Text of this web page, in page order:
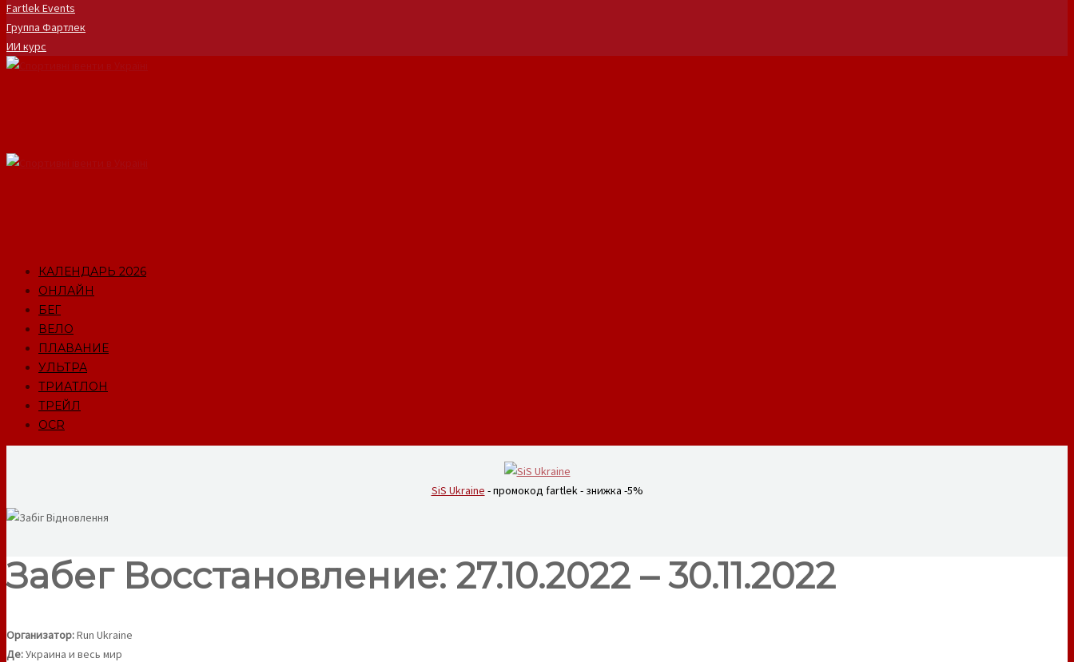
Fartlek Events
Группа Фартлек
ИИ курс
КАЛЕНДАРЬ 2026
ОНЛАЙН
БЕГ
ВЕЛО
ПЛАВАНИЕ
УЛЬТРА
ТРИАТЛОН
ТРЕЙЛ
OCR
SiS Ukraine - промокод fartlek - знижка -5%
Забег Восстановление: 27.10.2022 – 30.11.2022
Организатор:Run Ukraine
Де:Украина и весь мир